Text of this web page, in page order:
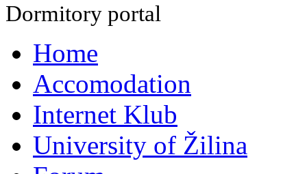
Dormitory portal
Home
Accomodation
Internet Klub
University of Žilina